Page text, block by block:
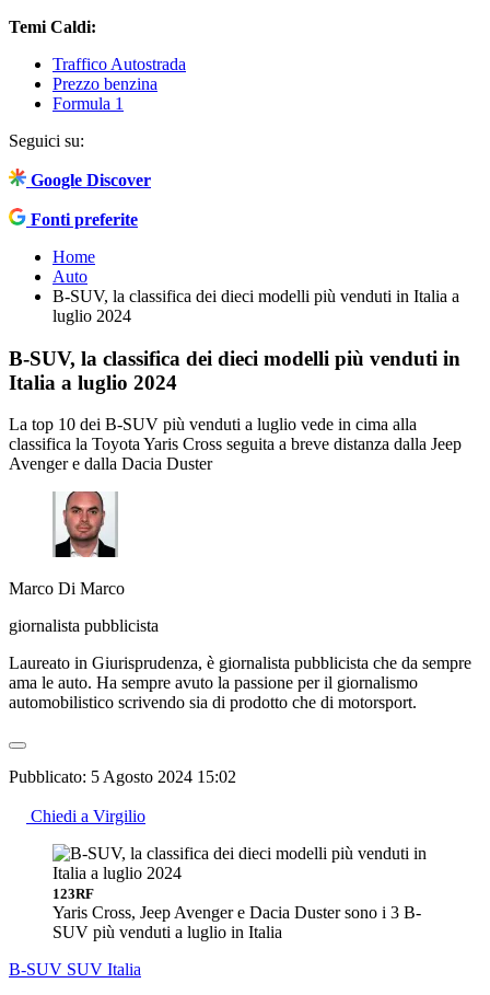
Temi Caldi:
Traffico Autostrada
Prezzo benzina
Formula 1
Seguici su:
Google Discover
Fonti preferite
Home
Auto
B-SUV, la classifica dei dieci modelli più venduti in Italia a
luglio 2024
B-SUV, la classifica dei dieci modelli più venduti in
Italia a luglio 2024
La top 10 dei B-SUV più venduti a luglio vede in cima alla
classifica la Toyota Yaris Cross seguita a breve distanza dalla Jeep
Avenger e dalla Dacia Duster
Marco Di Marco
giornalista pubblicista
Laureato in Giurisprudenza, è giornalista pubblicista che da sempre
ama le auto. Ha sempre avuto la passione per il giornalismo
automobilistico scrivendo sia di prodotto che di motorsport.
Pubblicato: 5 Agosto 2024 15:02
Chiedi a Virgilio
123RF
Yaris Cross, Jeep Avenger e Dacia Duster sono i 3 B-
SUV più venduti a luglio in Italia
B-SUV SUV Italia